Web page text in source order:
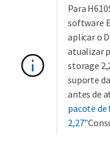
Para
software
aplicar o
atualizar
storage
suporte
antes de
pacote
2,27"